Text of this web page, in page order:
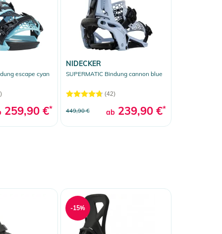
escape cyan
259,90 €*
NIDECKER
SUPERMATIC Bindung cannon blue
(42)
449,90 € ab 239,90 €*
-15%